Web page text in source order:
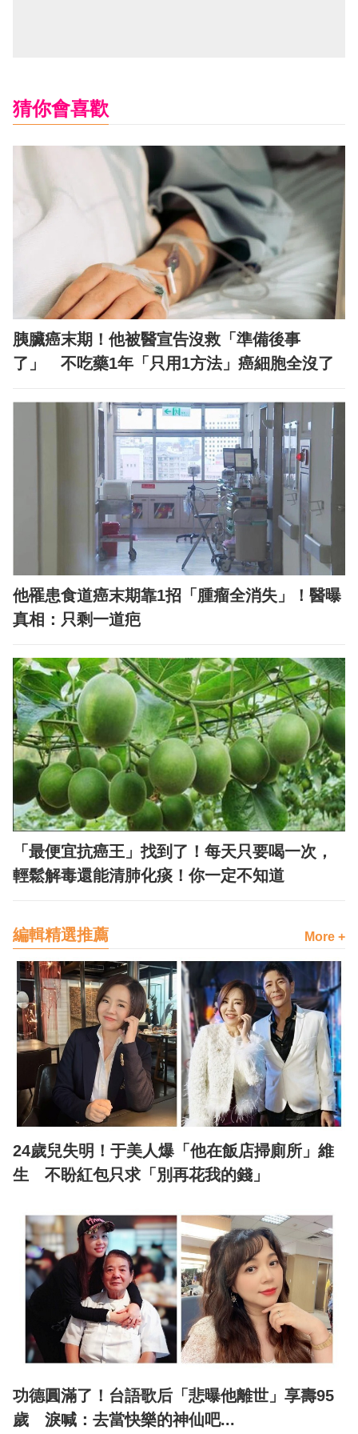
猜你會喜歡
胰臟癌末期！他被醫宣告沒救「準備後事
了」 不吃藥1年「只用1方法」癌細胞全沒了
他罹患食道癌末期靠1招「腫瘤全消失」！醫曝
真相：只剩一道疤
「最便宜抗癌王」找到了！每天只要喝一次，
輕鬆解毒還能清肺化痰！你一定不知道
編輯精選推薦 More +
24歲兒失明！于美人爆「他在飯店掃廁所」維
生 不盼紅包只求「別再花我的錢」
功德圓滿了！台語歌后「悲曝他離世」享壽95
歲 淚喊：去當快樂的神仙吧...